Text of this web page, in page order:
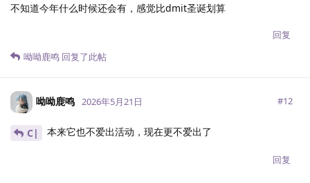
不知道今年什么时候还会有，感觉比dmit圣诞划算
回复
呦呦鹿鸣 回复了此帖
呦呦鹿鸣 2026年5月21日 #12
C| 本来它也不爱出活动，现在更不爱出了
回复